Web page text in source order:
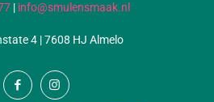
| info@smulensmaak.nl
4 | 7608 HJ Almelo